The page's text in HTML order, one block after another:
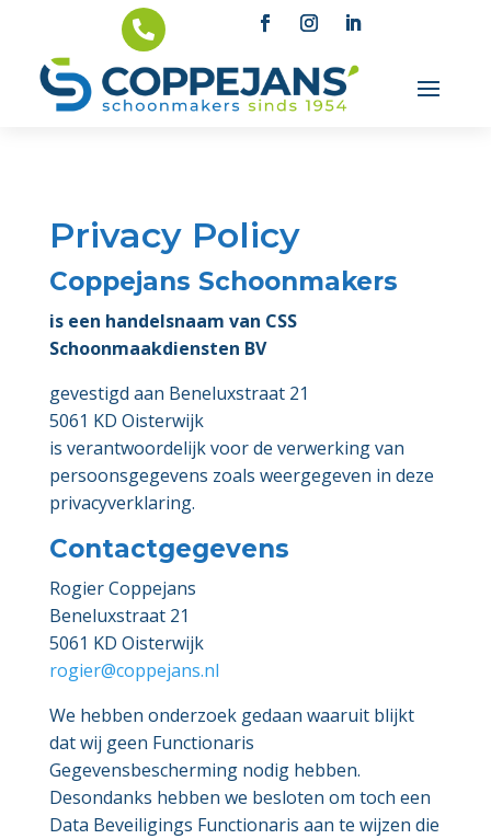

Privacy Policy
Coppejans Schoonmakers
is een handelsnaam van CSS
Schoonmaakdiensten BV
gevestigd aan Beneluxstraat 21
5061 KD Oisterwijk
is verantwoordelijk voor de verwerking van
persoonsgegevens zoals weergegeven in deze
privacyverklaring.
Contactgegevens
Rogier Coppejans
Beneluxstraat 21
5061 KD Oisterwijk
rogier@coppejans.nl
We hebben onderzoek gedaan waaruit blijkt
dat wij geen Functionaris
Gegevensbescherming nodig hebben.
Desondanks hebben we besloten om toch een
Data Beveiligings Functionaris aan te wijzen die